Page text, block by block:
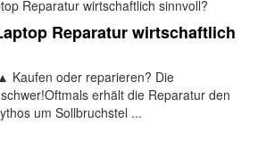
Reparatur wirtschaftlich
Kaufen oder reparieren? Die
erhält die Reparatur den
um Sollbruchstel ...